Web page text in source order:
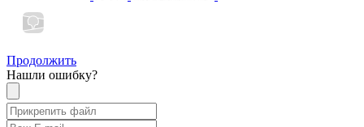
Продолжить
Нашли ошибку?